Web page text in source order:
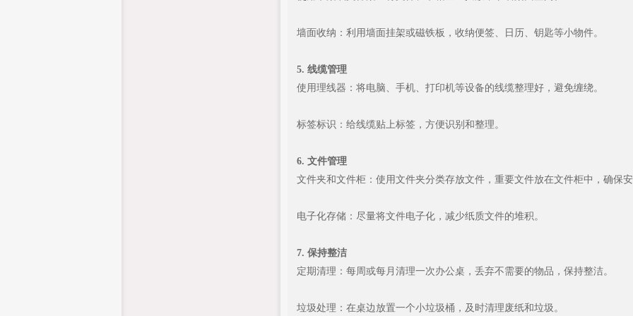
墙面收纳：利用墙面挂架或磁铁板，收纳便签、日历、钥匙等小物件。
5. 线缆管理
使用理线器：将电脑、手机、打印机等设备的线缆整理好，避免缠绕。
标签标识：给线缆贴上标签，方便识别和整理。
6. 文件管理
文件夹和文件柜：使用文件夹分类存放文件，重要文件放在文件柜中，确保
电子化存储：尽量将文件电子化，减少纸质文件的堆积。
7. 保持整洁
定期清理：每周或每月清理一次办公桌，丢弃不需要的物品，保持整洁。
垃圾处理：在桌边放置一个小垃圾桶，及时清理废纸和垃圾。